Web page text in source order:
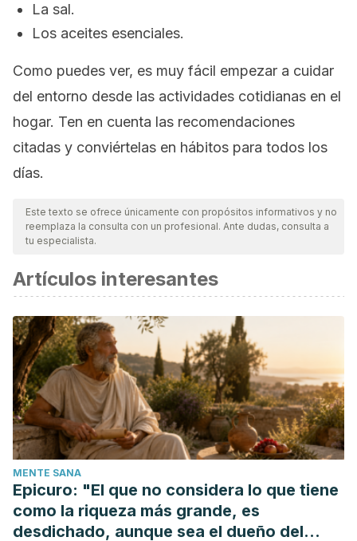
La sal.
Los aceites esenciales.
Como puedes ver, es muy fácil empezar a cuidar
del entorno desde las actividades cotidianas en el
hogar. Ten en cuenta las recomendaciones
citadas y conviértelas en hábitos para todos los
días.
Este texto se ofrece únicamente con propósitos informativos y no
reemplaza la consulta con un profesional. Ante dudas, consulta a
tu especialista.
Artículos interesantes
MENTE SANA
Epicuro: "El que no considera lo que tiene
como la riqueza más grande, es
desdichado, aunque sea el dueño del